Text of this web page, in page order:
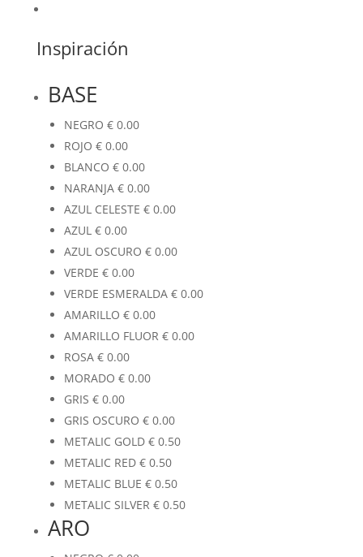
Inspiración
BASE
NEGRO €0.00
ROJO €0.00
BLANCO €0.00
NARANJA €0.00
AZUL CELESTE €0.00
AZUL €0.00
AZUL OSCURO €0.00
VERDE €0.00
VERDE ESMERALDA €0.00
AMARILLO €0.00
AMARILLO FLUOR €0.00
ROSA €0.00
MORADO €0.00
GRIS €0.00
GRIS OSCURO €0.00
METALIC GOLD €0.50
METALIC RED €0.50
METALIC BLUE €0.50
METALIC SILVER €0.50
ARO